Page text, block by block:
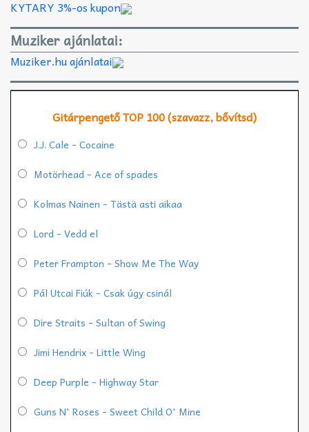
KYTARY 3%-os kupon
Muziker ajánlatai:
Muziker.hu ajánlatai
Gitárpengető TOP 100 (szavazz, bővítsd)
J.J. Cale - Cocaine
Motörhead - Ace of spades
Kolmas Nainen - Tästä asti aikaa
Lord - Vedd el
Peter Frampton - Show Me The Way
Pál Utcai Fiúk - Csak úgy csinál
Dire Straits - Sultan of Swing
Jimi Hendrix - Little Wing
Deep Purple - Highway Star
Guns N' Roses - Sweet Child O' Mine